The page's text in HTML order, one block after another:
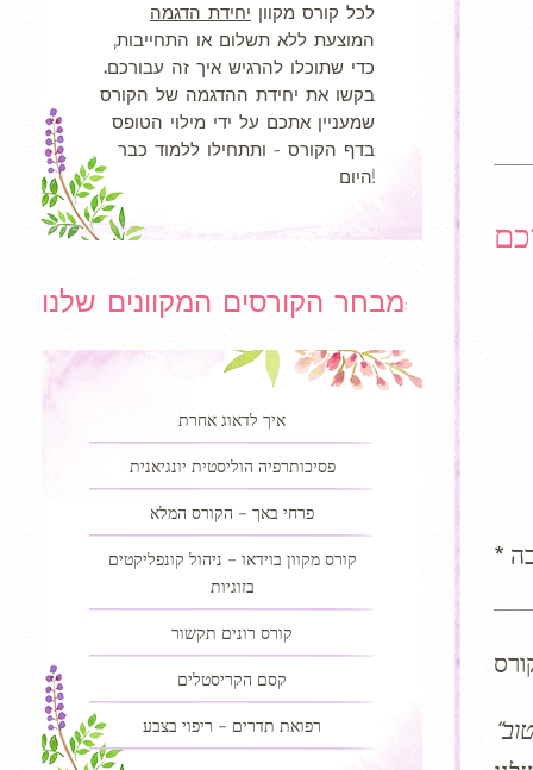
“יותר משתקשור הינו זכות גדולה, הנתונה בידי כל אחד ואחת מאיתנו, תקשור הינו חובה, באותו האופן שבו להיות טוב
לכל קורס מקוון יחידת הדגמה
המוצעת ללא תשלום או התחייבות,
כדי שתוכלו להרגיש איך זה עבורכם.
בקשו את יחידת ההדגמה של הקורס
שמעניין אתכם על ידי מילוי הטופס
בדף הקורס - ותתחילו ללמוד כבר
היום!
מבחר הקורסים המקוונים שלנו:
איך לדאוג אחרת
פסיכותרפיה הוליסטית יונגיאנית
פרחי באך – הקורס המלא
קורס מקוון בוידאו – ניהול קונפליקטים
בזוגיות
קורס רונים תקשור
קסם הקריסטלים
רפואת תדרים – ריפוי בצבע